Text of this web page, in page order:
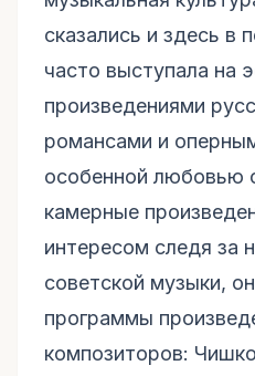
сказались и здесь в
часто выступала на
произведениями
романсами и
особенной любовью
камерные
интересом следя за
советской музыки,
программы
композиторов: